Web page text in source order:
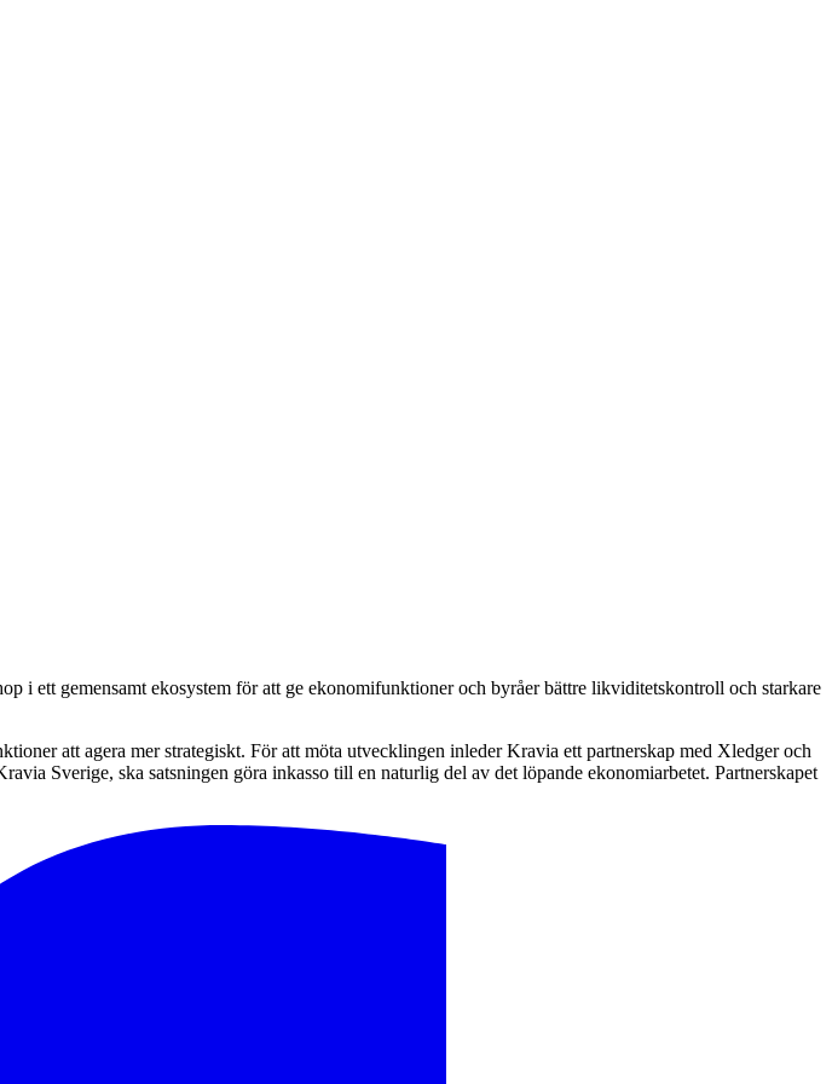
i ett gemensamt ekosystem för att ge ekonomifunktioner och byråer bättre likviditetskontroll och starkare
att agera mer strategiskt. För att möta utvecklingen inleder Kravia ett partnerskap med Xledger och
Sverige, ska satsningen göra inkasso till en naturlig del av det löpande ekonomiarbetet. Partnerskapet